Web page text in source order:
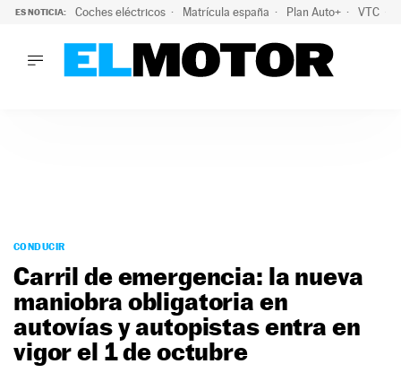
ES NOTICIA: Coches eléctricos Matrícula españa Plan Auto+ VTC
PODCAST
MOTOS
TECNOLOGÍA
SUPERCOCHES
MOTORTV
PREMIOS
CONDUCIR
Carril de emergencia: la nueva
maniobra obligatoria en
autovías y autopistas entra en
vigor el 1 de octubre